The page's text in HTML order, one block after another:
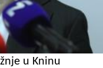
u Kninu